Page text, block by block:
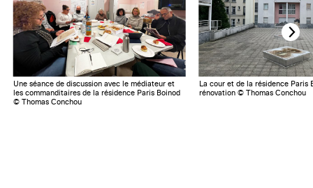
Une séance de discussion avec le médiateur et
les commanditaires de la résidence Paris Boinod
© Thomas Conchou
La cour et de la résidence Paris
rénovation © Thomas Conchou